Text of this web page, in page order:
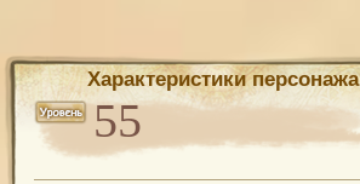
Характеристики персонажа